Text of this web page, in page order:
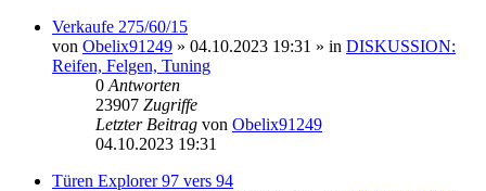
Verkaufe 275/60/15
von Obelix91249 » 04.10.2023 19:31 » in DISKUSSION:
Reifen, Felgen, Tuning
0 Antworten
23907 Zugriffe
Letzter Beitrag von Obelix91249
04.10.2023 19:31
Türen Explorer 97 vers 94